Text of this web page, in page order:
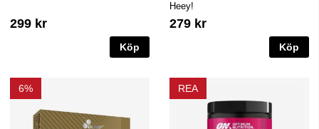
299 kr
Köp
Heey!
279 kr
Köp
6% REA